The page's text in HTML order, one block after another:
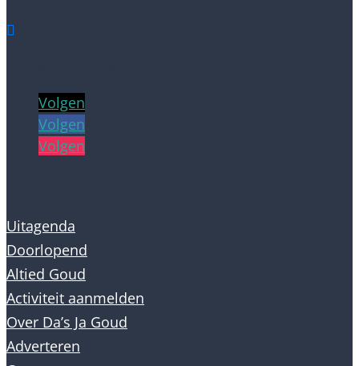

Volgen
Volgen
Volgen
Uitagenda
Doorlopend
Altied Goud
Activiteit aanmelden
Over Da’s Ja Goud
Adverteren